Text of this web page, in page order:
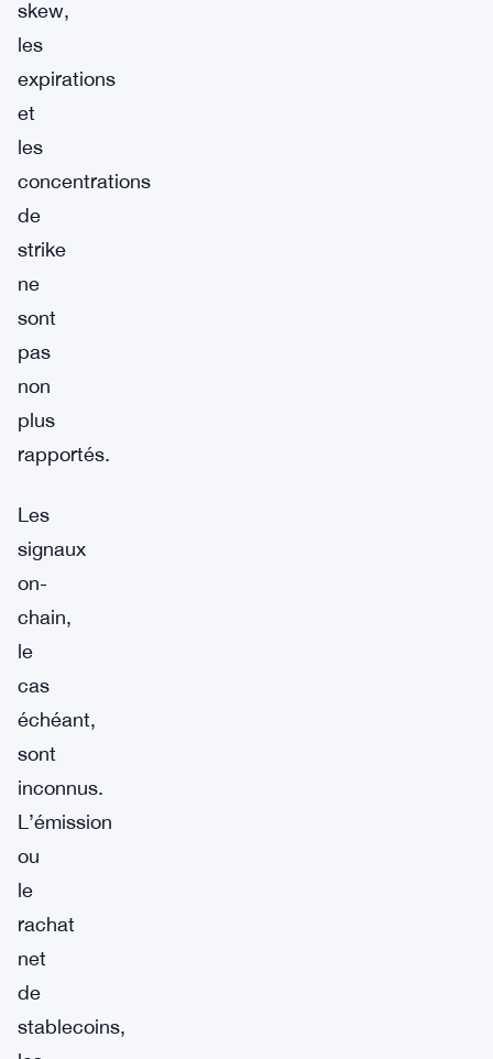
skew,
les
expirations
et
les
concentrations
de
strike
ne
sont
pas
non
plus
rapportés.
Les
signaux
on-
chain,
le
cas
échéant,
sont
inconnus.
L’émission
ou
le
rachat
net
de
stablecoins,